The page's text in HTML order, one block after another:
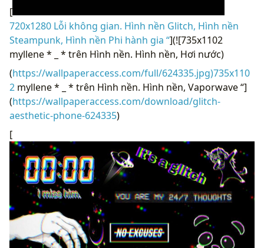
[
720x1280 Lỗi không gian. Hình nền Glitch, Hình nền
Steampunk, Hình nền Phi hành gia “](![735x1102
myllene * _ * trên Hình nền. Hình nền, Hơi nước)
(https://wallpaperaccess.com/full/624335.jpg)735x110
2 myllene * _ * trên Hình nền. Hình nền, Vaporwave “]
(https://wallpaperaccess.com/download/glitch-
aesthetic-phone-624335)
[